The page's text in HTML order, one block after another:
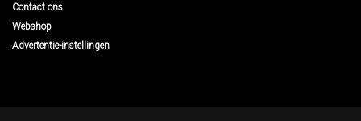
Contact ons
Webshop
Advertentie-instellingen